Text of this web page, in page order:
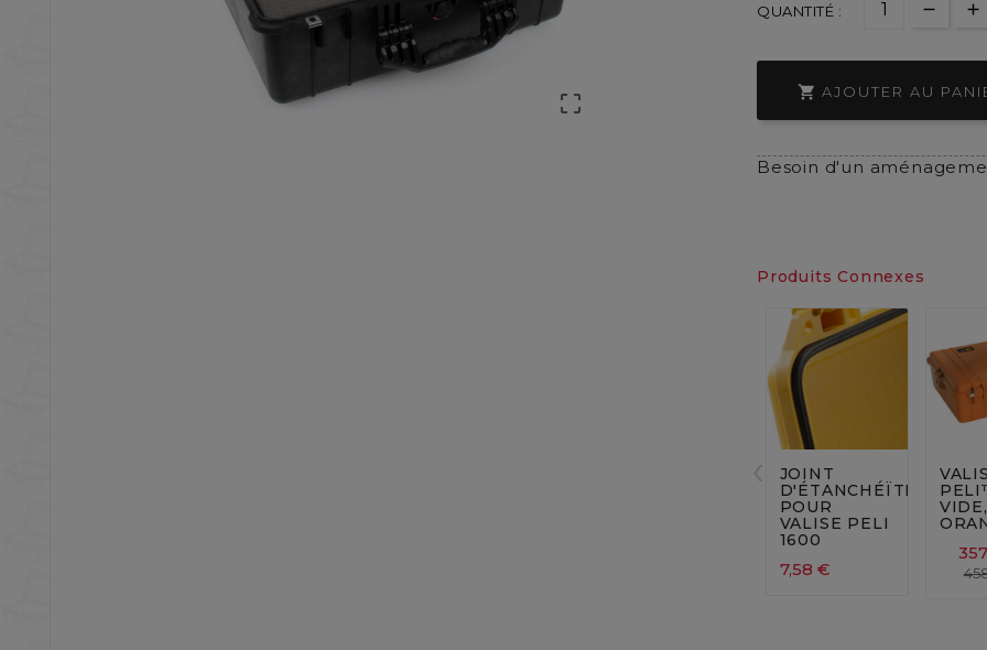

QUANTITÉ :
 AJOUTER AU
Besoin d'un
Produits Connexes

JOINT
D'ÉTANCHÉÏTÉ
POUR
VALISE PELI
1600
7,58 €

VIDE,